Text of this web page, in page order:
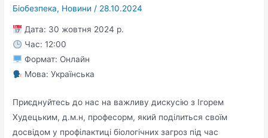
Біобезпека, Новини / 28.10.2024
Дата: 30 жовтня 2024 р.
Час: 12:00
Формат: Онлайн
Мова: Українська
Приєднуйтесь до нас на важливу дискусію з Ігорем
Худецьким, д.м.н, професорм, який поділиться своїм
досвідом у профілактиці біологічних загроз під час